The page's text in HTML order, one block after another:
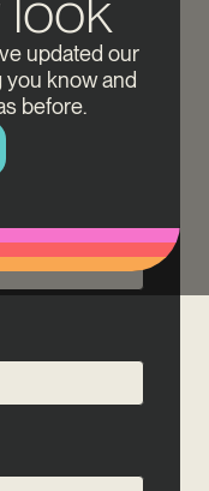
updated our
know and
before.